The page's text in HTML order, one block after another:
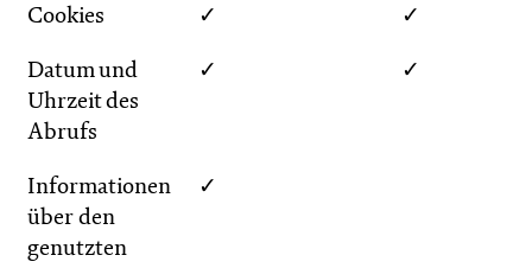
Cookies ✓ ✓
Datum und
Uhrzeit des
Abrufs
✓ ✓
Informationen
über den
genutzten
✓